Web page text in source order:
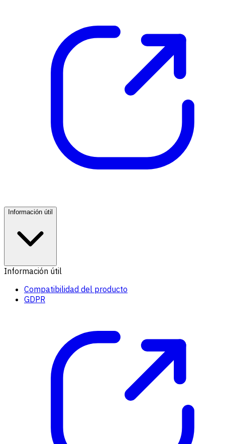
Información útil
Información útil
Compatibilidad del producto
GDPR